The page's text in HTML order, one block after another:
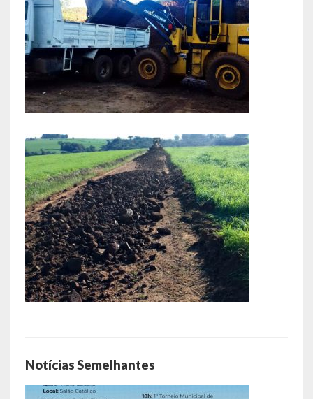
LEIS COMPLEMENTARES
DECRETOS
Publicações
Conselhos Municipais
Regulamentos
Editais
Planos
Concursos
Termos de Compromisso
LRF
Notícias Semelhantes